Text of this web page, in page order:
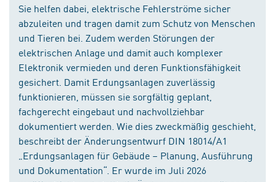
Sie helfen dabei, elektrische Fehlerströme sicher
abzuleiten und tragen damit zum Schutz von Menschen
und Tieren bei. Zudem werden Störungen der
elektrischen Anlage und damit auch komplexer
Elektronik vermieden und deren Funktionsfähigkeit
gesichert. Damit Erdungsanlagen zuverlässig
funktionieren, müssen sie sorgfältig geplant,
fachgerecht eingebaut und nachvollziehbar
dokumentiert werden. Wie dies zweckmäßig geschieht,
beschreibt der Änderungsentwurf DIN 18014/A1
„Erdungsanlagen für Gebäude – Planung, Ausführung
und Dokumentation“. Er wurde im Juli 2026